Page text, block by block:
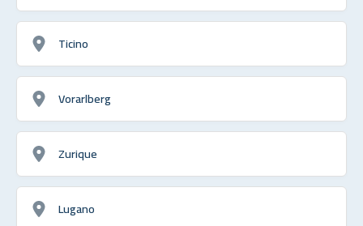
Ticino
Vorarlberg
Zurique
Lugano